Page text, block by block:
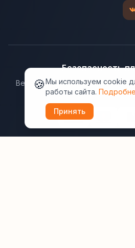
Безопасность
Ведущие платёжные системы
защиту
🍪Мы используем cookie
работы сайта.
Принять